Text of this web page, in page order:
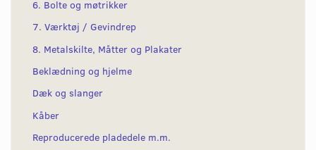
6. Bolte og møtrikker
7. Værktøj / Gevindrep
8. Metalskilte, Måtter og Plakater
Beklædning og hjelme
Dæk og slanger
Kåber
Reproducerede pladedele m.m.